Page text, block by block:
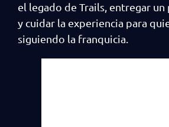
el legado de Trails, entregar
y cuidar la experiencia para
siguiendo la franquicia.